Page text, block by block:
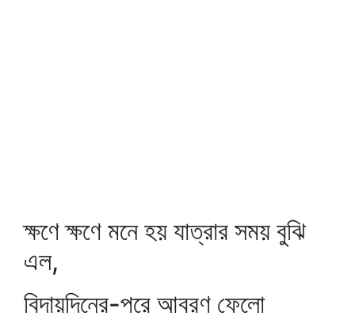
ক্ষণে ক্ষণে মনে হয় যাত্রার সময় বুঝি
এল,
বিদায়দিনের-পরে আবরণ ফেলো